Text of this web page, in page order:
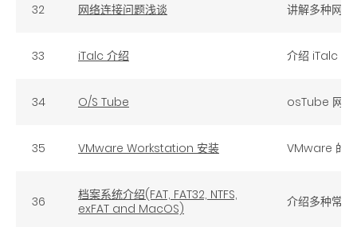
32 网络连接问题浅谈 讲解多种网
33 iTalc 介绍 介绍 iTalc 课
34 O/S Tube osTube 网络
35 VMware Workstation 安装 VMware 的
36
档案系统介绍(FAT, FAT32, NTFS,
exFAT and MacOS)
介绍多种常